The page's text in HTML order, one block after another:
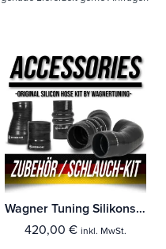
Wagner Tuning Silikonschlauch Kit Audi A6 C7 3,0BiTDI
420,00 € inkl. MwSt.